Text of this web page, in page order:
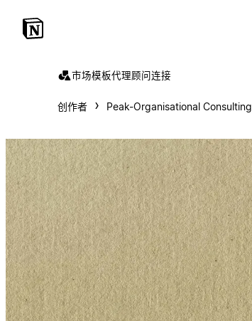
市场模板代理顾问连接
创作者 Peak-Organisational Consulting